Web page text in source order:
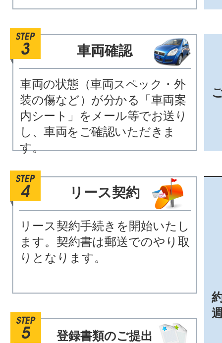
車両確認
車両の状態（車両スペック・外
装の傷など）が分かる「車両案
内シート」をメール等でお送り
し、車両をご確認いただきま
す。
リース契約
リース契約手続きを開始いたし
ます。契約書は郵送でのやり取
りとなります。
登録書類のご提出